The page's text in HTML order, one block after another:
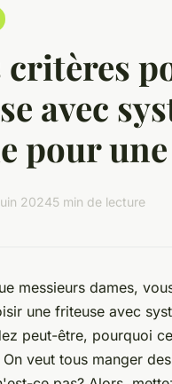
critères
avec
pour
20245 min de lecture
messieurs dames,
une friteuse avec
peut-être, pourquoi
veut tous manger